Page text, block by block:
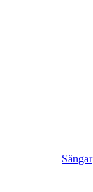
Sängar